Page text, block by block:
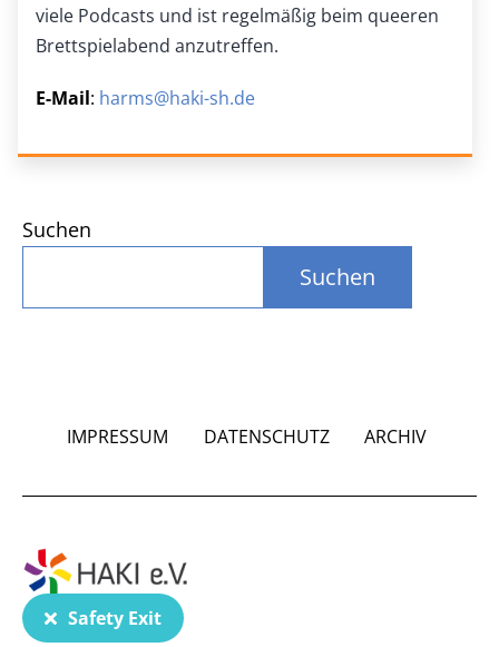
Safety Exit
viele Podcasts und ist regelmäßig beim queeren
Brettspielabend anzutreffen.
E-Mail: harms@haki-sh.de
Suchen
Suchen
IMPRESSUM DATENSCHUTZ ARCHIV